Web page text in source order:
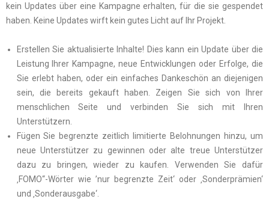
kein Updates über eine Kampagne erhalten, für die sie gespendet
haben. Keine Updates wirft kein gutes Licht auf Ihr Projekt.
Erstellen Sie aktualisierte Inhalte! Dies kann ein Update über die
Leistung Ihrer Kampagne, neue Entwicklungen oder Erfolge, die
Sie erlebt haben, oder ein einfaches Dankeschön an diejenigen
sein, die bereits gekauft haben. Zeigen Sie sich von Ihrer
menschlichen Seite und verbinden Sie sich mit Ihren
Unterstützern.
Fügen Sie begrenzte zeitlich limitierte Belohnungen hinzu, um
neue Unterstützer zu gewinnen oder alte treue Unterstützer
dazu zu bringen, wieder zu kaufen. Verwenden Sie dafür
‚FOMO“-Wörter wie ’nur begrenzte Zeit‘ oder ‚Sonderprämien‘
und ‚Sonderausgabe‘.